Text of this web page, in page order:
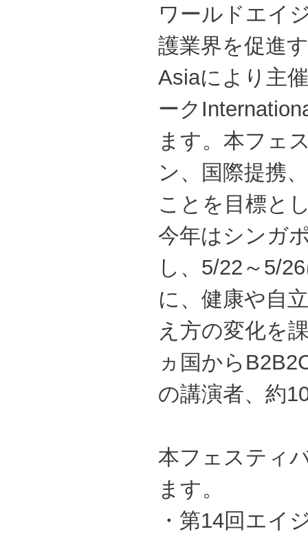
ワールドエイ
護業界を促進
Asiaにより主
ーク
ます。本フェ
ン、国際提携
ことを目標と
今年はシンガ
し、5/22～5/
に、健康や自
え方の変化を
ヵ国から
の講演者、約
本フェスティ
ます。
・第14回エイ